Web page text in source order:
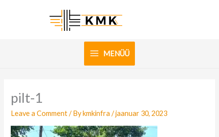
MENÜÜ
pilt-1
Leave a Comment / Bykmkinfra/jaanuar 30, 2023